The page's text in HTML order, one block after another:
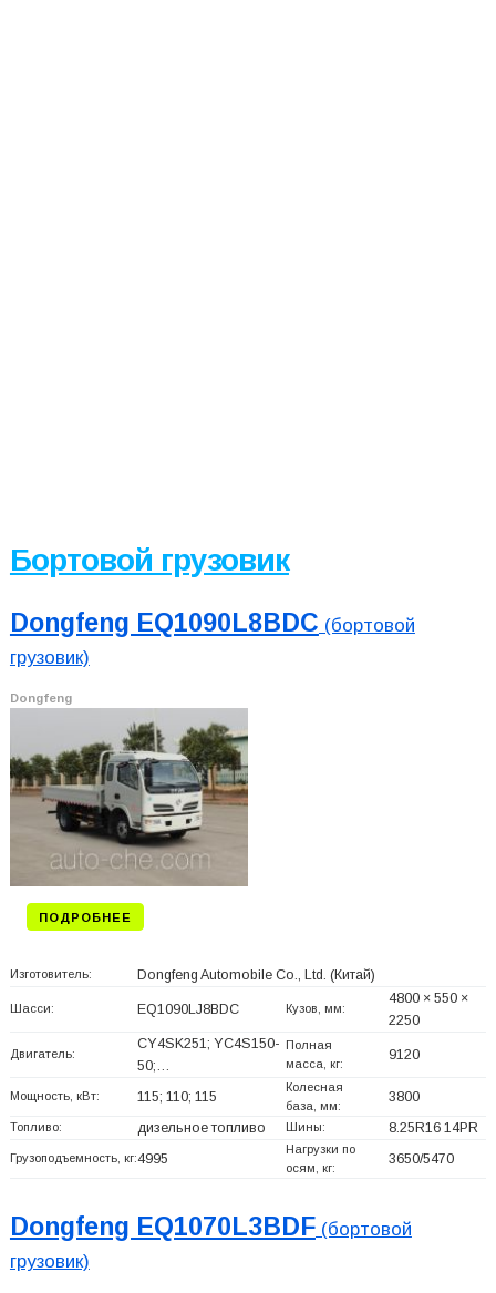
Бортовой грузовик
Dongfeng EQ1090L8BDC (бортовой
грузовик)
Dongfeng
ПОДРОБНЕЕ
Изготовитель: Dongfeng Automobile Co., Ltd. (Китай)
Шасси: EQ1090LJ8BDC Кузов, мм:
4800 × 550 ×
2250
Двигатель:
CY4SK251; YC4S150-
50;…
Полная
масса, кг:
9120
Мощность, кВт: 115; 110; 115
Колесная
база, мм:
3800
Топливо: дизельное топливо Шины: 8.25R16 14PR
Грузоподъемность, кг:4995
Нагрузки по
осям, кг:
3650/5470
Dongfeng EQ1070L3BDF(бортовой
грузовик)